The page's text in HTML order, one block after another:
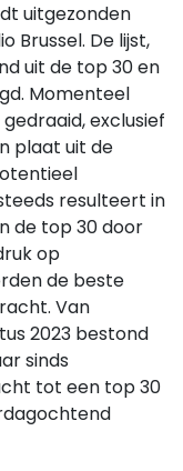
uitgezonden
Brussel. De lijst,
uit de top 30 en
Momenteel
exclusief
plaat uit de
resulteert in
de top 30 door
op
de beste
Van
2023 bestond
sinds
tot een top 30